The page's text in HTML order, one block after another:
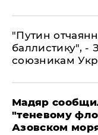
"Путин
баллистику", -
союзникам
Мадяр
"теневому
Азовском